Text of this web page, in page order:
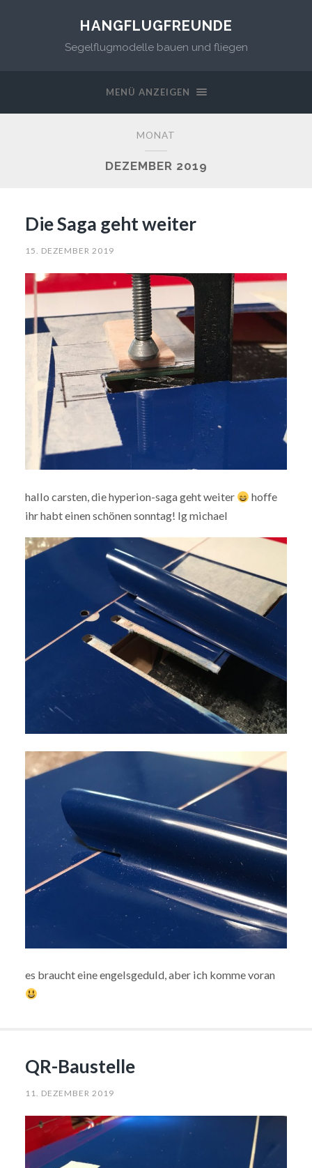
HANGFLUGFREUNDE
Segelflugmodelle bauen und fliegen
MENÜ ANZEIGEN
MONAT
DEZEMBER 2019
Die Saga geht weiter
15. DEZEMBER 2019
hallo carsten, die hyperion-saga geht weiter
hoffe
ihr habt einen schönen sonntag! lg michael
es braucht eine engelsgeduld, aber ich komme voran
QR-Baustelle
11. DEZEMBER 2019